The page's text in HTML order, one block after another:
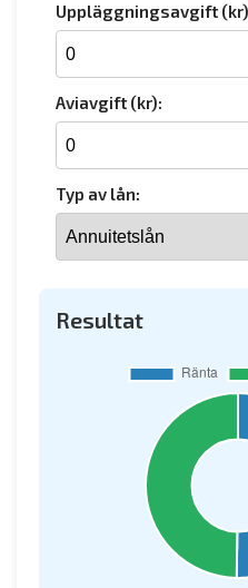
Uppläggningsavgift
Aviavgift (kr):
Typ av lån:
Resultat